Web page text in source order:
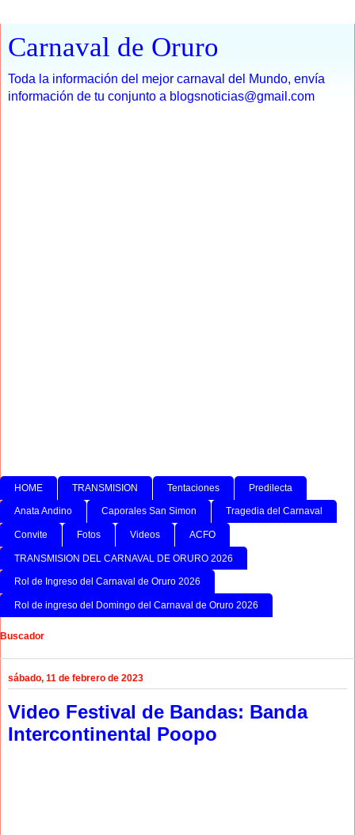
Carnaval de Oruro
Toda la información del mejor carnaval del Mundo, envía
información de tu conjunto a blogsnoticias@gmail.com
HOME TRANSMISION Tentaciones Predilecta
Anata Andino Caporales San Simon Tragedia del Carnaval
Convite Fotos Videos ACFO
TRANSMISION DEL CARNAVAL DE ORURO 2026
Rol de Ingreso del Carnaval de Oruro 2026
Rol de ingreso del Domingo del Carnaval de Oruro 2026
Buscador
sábado, 11 de febrero de 2023
Video Festival de Bandas: Banda
Intercontinental Poopo